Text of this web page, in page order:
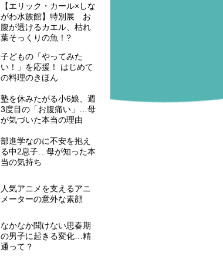
【エリック・カール×しな
がわ水族館】特別展 お
腹が透けるカエル、枯れ
葉そっくりの魚！?
子どもの「やってみた
い！」を応援！ はじめて
の料理のきほん
塾を休みたがる小6娘、週
3度目の「お腹痛い」…母
が気づいた本当の理由
部進学なのに不安を抱え
る中2息子…母が知った本
当の気持ち
人気アニメを支えるアニ
メーターの意外な素顔
なかなか聞けない思春期
の男子に起きる変化…精
通って？